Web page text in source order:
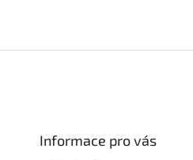
Informace pro vás